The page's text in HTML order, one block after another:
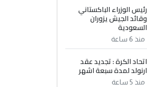
رئيس الوزراء الباكستاني
وقائد الجيش يزوران
السعودية
منذ 6 ساعة
اتحاد الكرة : تجديد عقد
ارنولد لمدة سبعة اشهر
منذ 5 ساعة